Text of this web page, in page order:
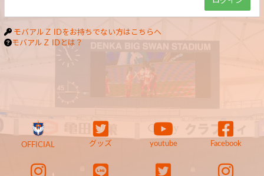
モバアルＺ IDをお持ちでない方はこちらへ
モバアルＺ IDとは？
OFFICIAL グッズ youtube Facebook